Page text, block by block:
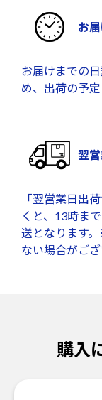
お
お届けまでの
め、出荷の予
翌
「翌営業日出
くと、13時ま
送となります
ない場合がござ
購入